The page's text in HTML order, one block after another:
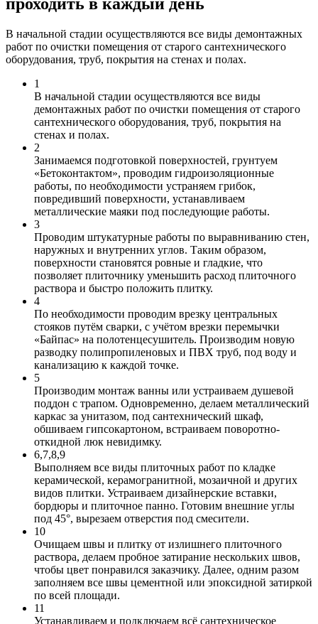
В начальной стадии осуществляются все виды демонтажных
работ по очистки помещения от старого сантехнического
оборудования, труб, покрытия на стенах и полах.
1
В начальной стадии осуществляются все виды
демонтажных работ по очистки помещения от старого
сантехнического оборудования, труб, покрытия на
стенах и полах.
2
Занимаемся подготовкой поверхностей, грунтуем
«Бетоконтактом», проводим гидроизоляционные
работы, по необходимости устраняем грибок,
повредивший поверхности, устанавливаем
металлические маяки под последующие работы.
3
Проводим штукатурные работы по выравниванию стен,
наружных и внутренних углов. Таким образом,
поверхности становятся ровные и гладкие, что
позволяет плиточнику уменьшить расход плиточного
раствора и быстро положить плитку.
4
По необходимости проводим врезку центральных
стояков путём сварки, с учётом врезки перемычки
«Байпас» на полотенцесушитель. Производим новую
разводку полипропиленовых и ПВХ труб, под воду и
канализацию к каждой точке.
5
Производим монтаж ванны или устраиваем душевой
поддон с трапом. Одновременно, делаем металлический
каркас за унитазом, под сантехнический шкаф,
обшиваем гипсокартоном, встраиваем поворотно-
откидной люк невидимку.
6,7,8,9
Выполняем все виды плиточных работ по кладке
керамической, керамогранитной, мозаичной и других
видов плитки. Устраиваем дизайнерские вставки,
бордюры и плиточное панно. Готовим внешние углы
под 45°, вырезаем отверстия под смесители.
10
Очищаем швы и плитку от излишнего плиточного
раствора, делаем пробное затирание нескольких швов,
чтобы цвет понравился заказчику. Далее, одним разом
заполняем все швы цементной или эпоксидной затиркой
по всей площади.
11
Устанавливаем и подключаем всё сантехническое